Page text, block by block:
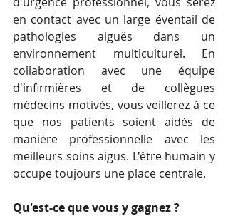
en contact avec un large éventail de
pathologies aiguës dans un
environnement multiculturel. En
collaboration avec une équipe
d'infirmières et de collègues
médecins motivés, vous veillerez à ce
que nos patients soient aidés de
manière professionnelle avec les
meilleurs soins aigus. L'être humain y
occupe toujours une place centrale.
Qu'est-ce que vous y gagnez ?